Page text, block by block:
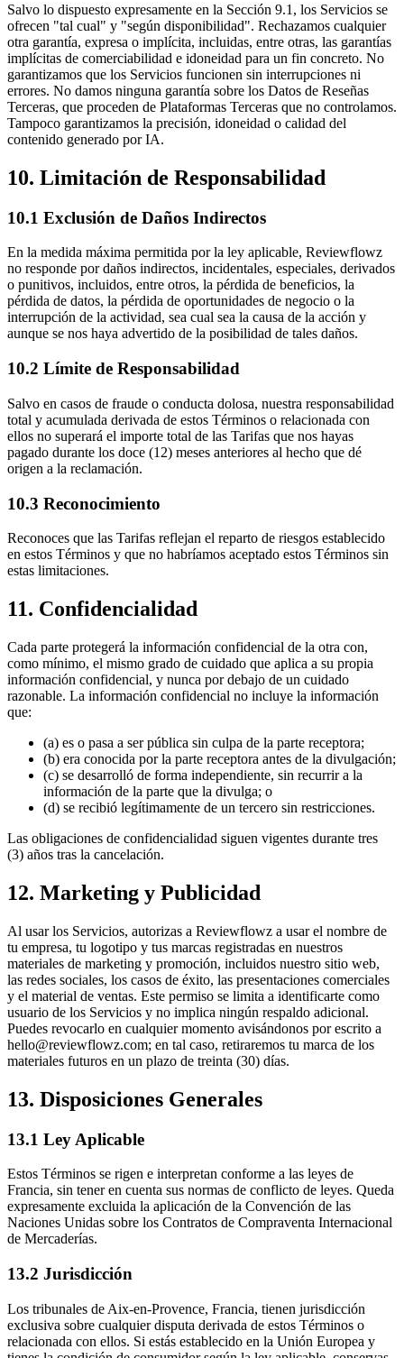
Salvo lo dispuesto expresamente en la Sección 9.1, los Servicios se
ofrecen "tal cual" y "según disponibilidad". Rechazamos cualquier
otra garantía, expresa o implícita, incluidas, entre otras, las garantías
implícitas de comerciabilidad e idoneidad para un fin concreto. No
garantizamos que los Servicios funcionen sin interrupciones ni
errores. No damos ninguna garantía sobre los Datos de Reseñas
Terceras, que proceden de Plataformas Terceras que no controlamos.
Tampoco garantizamos la precisión, idoneidad o calidad del
contenido generado por IA.
10. Limitación de Responsabilidad
10.1 Exclusión de Daños Indirectos
En la medida máxima permitida por la ley aplicable, Reviewflowz
no responde por daños indirectos, incidentales, especiales, derivados
o punitivos, incluidos, entre otros, la pérdida de beneficios, la
pérdida de datos, la pérdida de oportunidades de negocio o la
interrupción de la actividad, sea cual sea la causa de la acción y
aunque se nos haya advertido de la posibilidad de tales daños.
10.2 Límite de Responsabilidad
Salvo en casos de fraude o conducta dolosa, nuestra responsabilidad
total y acumulada derivada de estos Términos o relacionada con
ellos no superará el importe total de las Tarifas que nos hayas
pagado durante los doce (12) meses anteriores al hecho que dé
origen a la reclamación.
10.3 Reconocimiento
Reconoces que las Tarifas reflejan el reparto de riesgos establecido
en estos Términos y que no habríamos aceptado estos Términos sin
estas limitaciones.
11. Confidencialidad
Cada parte protegerá la información confidencial de la otra con,
como mínimo, el mismo grado de cuidado que aplica a su propia
información confidencial, y nunca por debajo de un cuidado
razonable. La información confidencial no incluye la información
que:
(a) es o pasa a ser pública sin culpa de la parte receptora;
(b) era conocida por la parte receptora antes de la divulgación;
(c) se desarrolló de forma independiente, sin recurrir a la
información de la parte que la divulga; o
(d) se recibió legítimamente de un tercero sin restricciones.
Las obligaciones de confidencialidad siguen vigentes durante tres
(3) años tras la cancelación.
12. Marketing y Publicidad
Al usar los Servicios, autorizas a Reviewflowz a usar el nombre de
tu empresa, tu logotipo y tus marcas registradas en nuestros
materiales de marketing y promoción, incluidos nuestro sitio web,
las redes sociales, los casos de éxito, las presentaciones comerciales
y el material de ventas. Este permiso se limita a identificarte como
usuario de los Servicios y no implica ningún respaldo adicional.
Puedes revocarlo en cualquier momento avisándonos por escrito a
hello@reviewflowz.com; en tal caso, retiraremos tu marca de los
materiales futuros en un plazo de treinta (30) días.
13. Disposiciones Generales
13.1 Ley Aplicable
Estos Términos se rigen e interpretan conforme a las leyes de
Francia, sin tener en cuenta sus normas de conflicto de leyes. Queda
expresamente excluida la aplicación de la Convención de las
Naciones Unidas sobre los Contratos de Compraventa Internacional
de Mercaderías.
13.2 Jurisdicción
Los tribunales de Aix-en-Provence, Francia, tienen jurisdicción
exclusiva sobre cualquier disputa derivada de estos Términos o
relacionada con ellos. Si estás establecido en la Unión Europea y